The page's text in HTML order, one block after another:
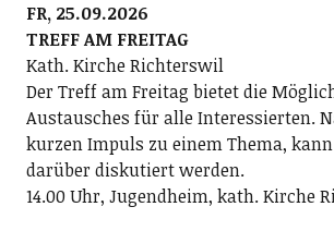
FR, 25.09.2026
TREFF AM FREITAG
Kath. Kirche Richterswil
Der Treff am Freitag bietet die
Austausches für alle Interessierten.
kurzen Impuls zu einem Thema,
darüber diskutiert werden.
14.00 Uhr, Jugendheim, kath. Kirche